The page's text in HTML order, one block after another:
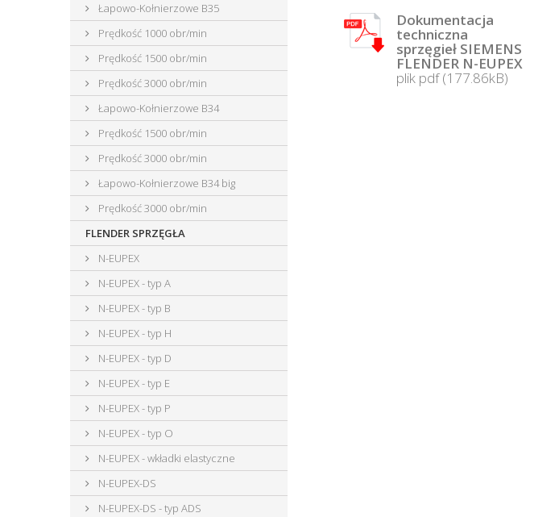
Łapowo-Kołnierzowe B35
Prędkość 1000 obr/min
Prędkość 1500 obr/min
Prędkość 3000 obr/min
Łapowo-Kołnierzowe B34
Prędkość 1500 obr/min
Prędkość 3000 obr/min
Łapowo-Kołnierzowe B34 big
Prędkość 3000 obr/min
FLENDER SPRZĘGŁA
N-EUPEX
N-EUPEX - typ A
N-EUPEX - typ B
N-EUPEX - typ H
N-EUPEX - typ D
N-EUPEX - typ E
N-EUPEX - typ P
N-EUPEX - typ O
N-EUPEX - wkładki elastyczne
N-EUPEX-DS
N-EUPEX-DS - typ ADS
Dokumentacja
techniczna
sprzęgieł SIEMENS
FLENDER N-EUPEX
plik pdf (177.86kB)